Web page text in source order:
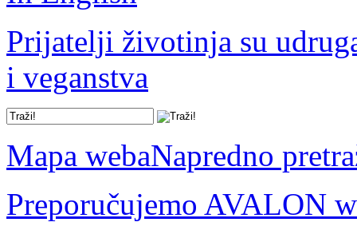
Prijatelji životinja su
i veganstva
Mapa webaNapredno
Preporučujemo AVALON